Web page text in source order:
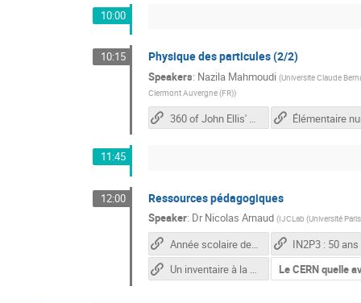
10:00
10:15 Physique des particules (2/2)
Speakers: Nazila Mahmoudi (Universite Claude
Clermont Auvergne (FR))
11:45
12:00 Ressources pédagogiques
Speaker: Dr Nicolas Arnaud (IJCLab (Université
Année scolaire de la physique 2023-2024
IN2P3 : 50 ans
Un inventaire à la Prévert ...
Le CERN quelle